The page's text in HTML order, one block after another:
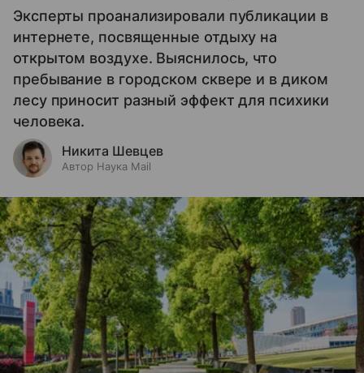
Эксперты проанализировали публикации в
интернете, посвященные отдыху на
открытом воздухе. Выяснилось, что
пребывание в городском сквере и в диком
лесу приносит разный эффект для психики
человека.
Никита Шевцев
Автор Наука Mail